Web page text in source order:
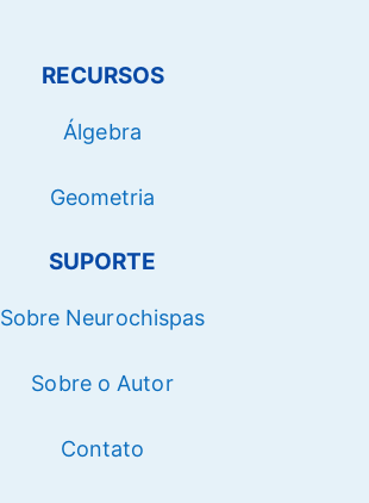
RECURSOS
Álgebra
Geometria
SUPORTE
Sobre Neurochispas
Sobre o Autor
Contato